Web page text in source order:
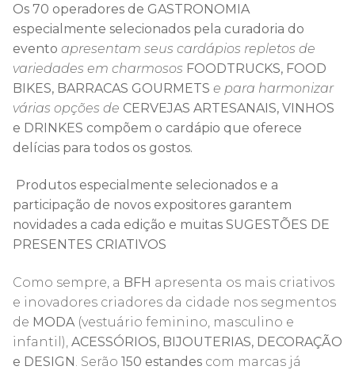
Os 70 operadores de GASTRONOMIA
especialmente selecionados pela curadoria do
evento apresentam seus cardápios repletos de
variedades em charmosos FOODTRUCKS, FOOD
BIKES, BARRACAS GOURMETS e para harmonizar
várias opções de CERVEJAS ARTESANAIS, VINHOS
e DRINKES compõem o cardápio que oferece
delícias para todos os gostos.
Produtos especialmente selecionados e a
participação de novos expositores garantem
novidades a cada edição e muitas SUGESTÕES DE
PRESENTES CRIATIVOS
Como sempre, a BFH apresenta os mais criativos
e inovadores criadores da cidade nos segmentos
de MODA(vestuário feminino, masculino e
infantil), ACESSÓRIOS, BIJOUTERIAS, DECORAÇÃO
e DESIGN. Serão 150 estandes com marcas já